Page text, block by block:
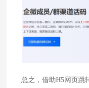
总之，借助H5网页跳